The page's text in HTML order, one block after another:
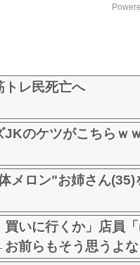
トレ民死亡へ
JKのケツがこちらｗ
メロン"お姉さん(35)
買いに行くか」店員
前らもそう思うよな